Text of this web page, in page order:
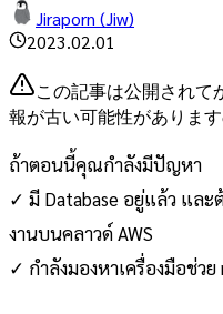
Jiraporn (Jiw)
2023.02.01
この記事は公開されて
報が古い可能性がありま
ถ้าตอนนี้คุณกำลังมีปัญหา
✓ มี Database อยู่แล้ว และ
งานบนคลาวด์ AWS
✓ กำลังมองหาเครื่องมือช่วย